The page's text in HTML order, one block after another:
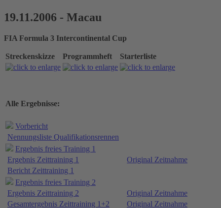
19.11.2006 - Macau
FIA Formula 3 Intercontinental Cup
Streckenskizze Programmheft Starterliste
Alle Ergebnisse:
Vorbericht
Nennungsliste Qualifikationsrennen
Ergebnis freies Training 1
Ergebnis Zeittraining 1
Original Zeitnahme
Bericht Zeittraining 1
Ergebnis freies Training 2
Ergebnis Zeittraining 2
Original Zeitnahme
Gesamtergebnis Zeittraining 1+2
Original Zeitnahme